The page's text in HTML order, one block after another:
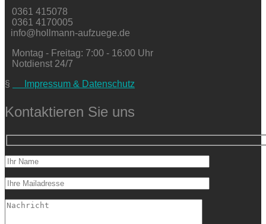
0361 415078
0361 4170005
info@hollmann-aufzuege.de
Montag - Freitag: 7:00 - 16:00 Uhr
Notdienst 24/7
§
Impressum & Datenschutz
Kontaktieren Sie uns